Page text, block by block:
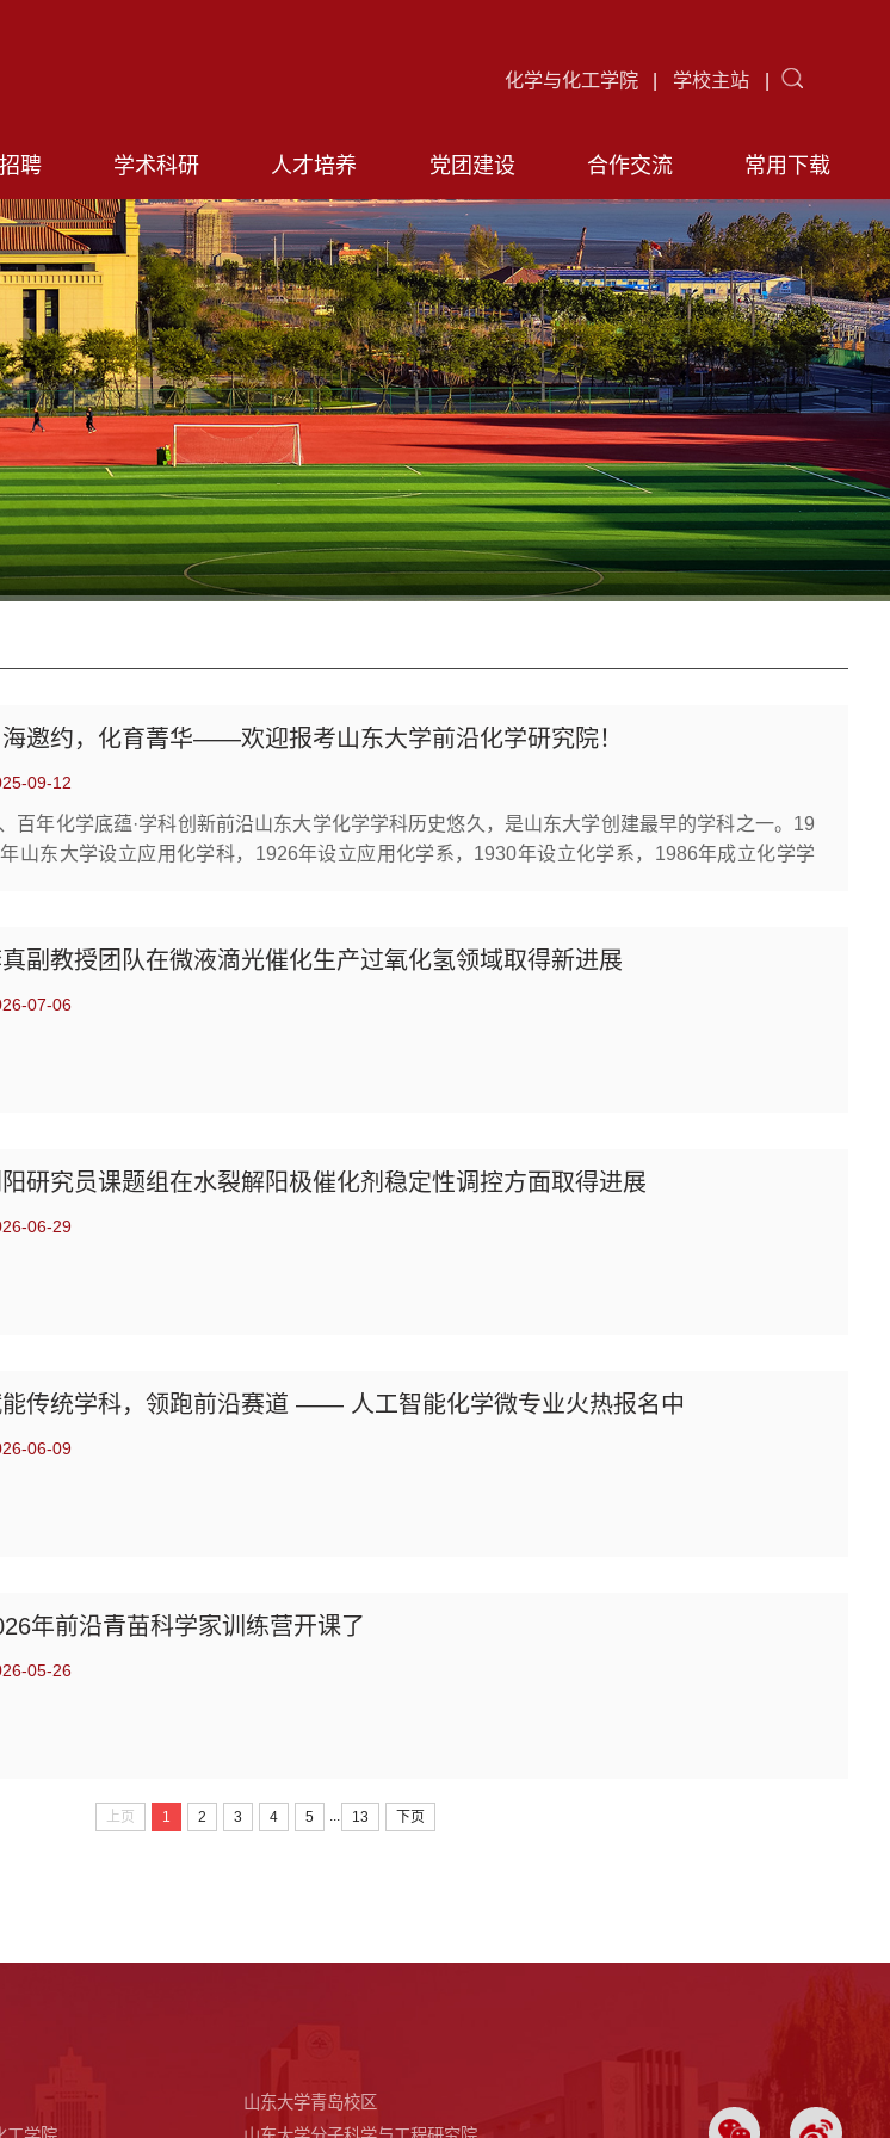
化学与化工学院
化学与化工学院
化学与化工学院
化学与化工学院
化学与化工学院
化学与化工学院
化学与化工学院
化学与化工学院
化学与化工学院
化学与化工学院
化学与化工学院
化学与化工学院
化学与化工学院
化学与化工学院
化学与化工学院
化学与化工学院
化学与化工学院
化学与化工学院
化学与化工学院
化学与化工学院
化学与化工学院
化学与化工学院
化学与化工学院
化学与化工学院
化学与化工学院
化学与化工学院
化学与化工学院
化学与化工学院
化学与化工学院
化学与化工学院
化学与化工学院
化学与化工学院
化学与化工学院
化学与化工学院
化学与化工学院
化学与化工学院
化学与化工学院
化学与化工学院
化学与化工学院
化学与化工学院
化学与化工学院
化学与化工学院
化学与化工学院
化学与化工学院
化学与化工学院
化学与化工学院
化学与化工学院
化学与化工学院
化学与化工学院
化学与化工学院
化学与化工学院
化学与化工学院
化学与化工学院
化学与化工学院
化学与化工学院
化学与化工学院
化学与化工学院
化学与化工学院
化学与化工学院
化学与化工学院
化学与化工学院
化学与化工学院
化学与化工学院
化学与化工学院
化学与化工学院
化学与化工学院
化学与化工学院
化学与化工学院
化学与化工学院